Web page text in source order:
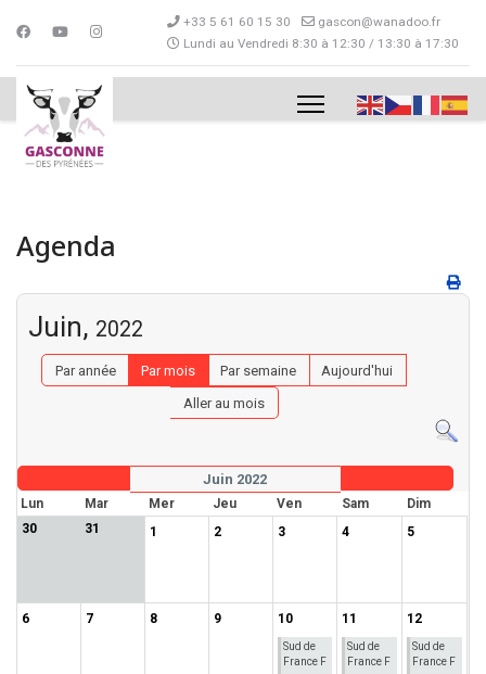
+33 5 61 60 15 30
gascon@wanadoo.fr
Lundi au Vendredi 8:30 à 12:30 / 13:30 à 17:30
Agenda
Juin, 2022
Par année Par mois Par semaine
Aujourd'hui
Aller au mois
Juin 2022
Lun Mar Mer Jeu Ven Sam
Dim
30
31 1 2 3 4 5
6 7 8 9 10
Sud de
France F
11
Sud de
France F
12
Sud de
France F